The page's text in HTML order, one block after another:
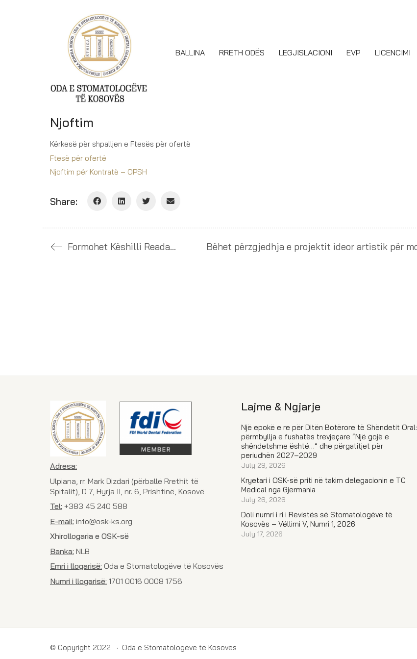
BALLINA RRETH ODËS LEGJISLACIONI EVP LICENCIMI
Njoftim
Kërkesë për shpalljen e Ftesës për ofertë
Ftesë për ofertë
Njoftim për Kontratë – OPSH
Share:
Formohet Këshilli Readaktues i revistës stomatologjike
Adresa:
Ulpiana, rr. Mark Dizdari (përballë Rrethit të
Spitalit), D 7, Hyrja II, nr. 6, Prishtinë, Kosovë
Tel: +383 45 240 588
E-mail: info@osk-ks.org
Xhirollogaria e OSK-së
Banka: NLB
Emri i llogarisë: Oda e Stomatologëve të Kosovës
Numri i llogarisë: 1701 0016 0008 1756
Lajme & Ngjarje
Një epokë e re për Ditën Botërore të Shëndetit Oral:
përmbyllja e fushatës trevjeçare “Një gojë e
shëndetshme është…” dhe përgatitjet për
periudhën 2027–2029
July 29, 2026
Kryetari i OSK-së priti në takim delegacionin e TC
Medical nga Gjermania
July 26, 2026
Doli numri i ri i Revistës së Stomatologëve të
Kosovës – Vëllimi V, Numri 1, 2026
July 17, 2026
© Copyright 2022 · Oda e Stomatologëve të Kosovës